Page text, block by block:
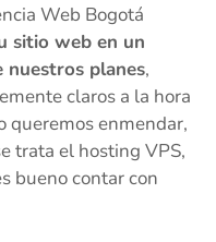
Web Bogotá
sitio web en un
nuestros planes,
claros a la hora
queremos enmendar,
trata el hosting VPS,
bueno contar con